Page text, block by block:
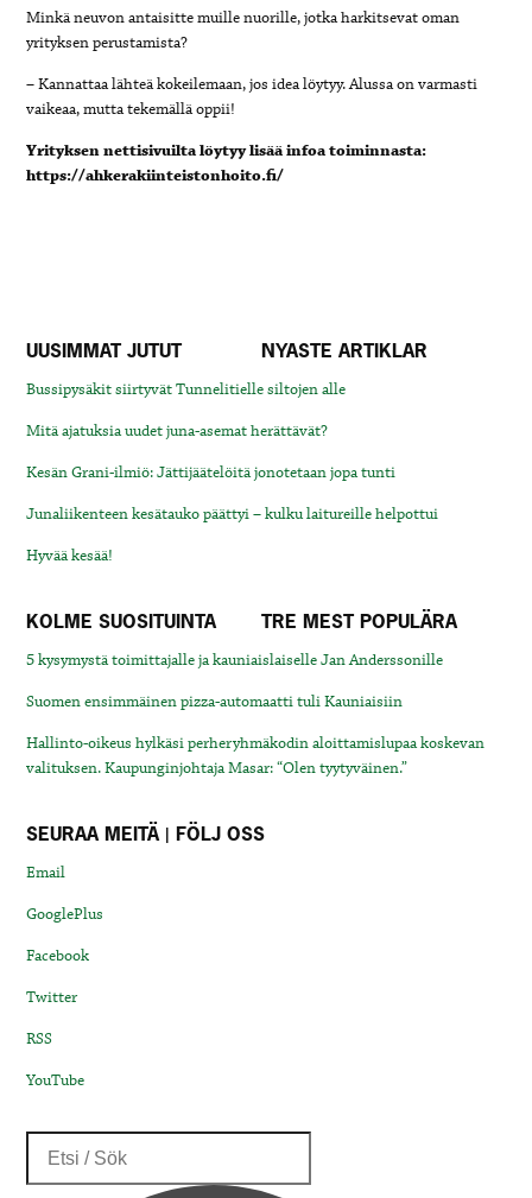
Minkä neuvon antaisitte muille nuorille, jotka harkitsevat oman
yrityksen perustamista?
– Kannattaa lähteä kokeilemaan, jos idea löytyy. Alussa on varmasti
vaikeaa, mutta tekemällä oppii!
Yrityksen nettisivuilta löytyy lisää infoa toiminnasta:
https://ahkerakiinteistonhoito.fi/
UUSIMMAT JUTUT NYASTE ARTIKLAR
Bussipysäkit siirtyvät Tunnelitielle siltojen alle
Mitä ajatuksia uudet juna-asemat herättävät?
Kesän Grani-ilmiö: Jättijäätelöitä jonotetaan jopa tunti
Junaliikenteen kesätauko päättyi – kulku laitureille helpottui
Hyvää kesää!
KOLME SUOSITUINTA TRE MEST POPULÄRA
5 kysymystä toimittajalle ja kauniaislaiselle Jan Anderssonille
Suomen ensimmäinen pizza-automaatti tuli Kauniaisiin
Hallinto-oikeus hylkäsi perheryhmäkodin aloittamislupaa koskevan
valituksen. Kaupunginjohtaja Masar: “Olen tyytyväinen.”
SEURAA MEITÄ | FÖLJ OSS
Email
GooglePlus
Facebook
Twitter
RSS
YouTube